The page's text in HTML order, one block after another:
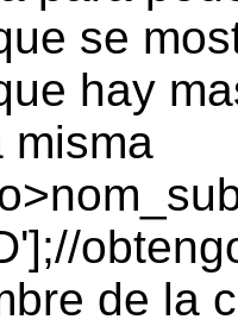
se
hay
misma
de la